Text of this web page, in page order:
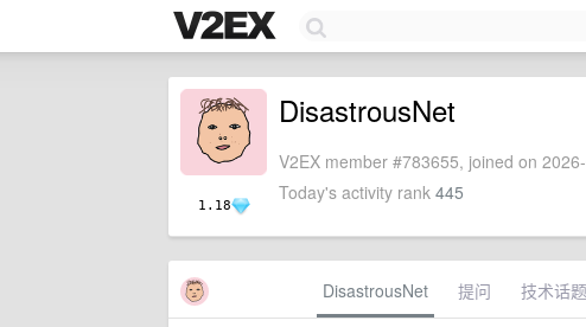
1.18
DisastrousNet
V2EX member #783655, joined on
Today's activity rank 445
DisastrousNet 提问 技术话题